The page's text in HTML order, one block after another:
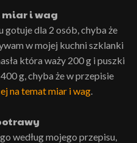
miar i wag
dla 2 osób, chyba że
w mojej kuchni szklanki
która waży 200 g i puszki
g, chyba że w przepisie
na temat miar i wag
według mojego przepisu,